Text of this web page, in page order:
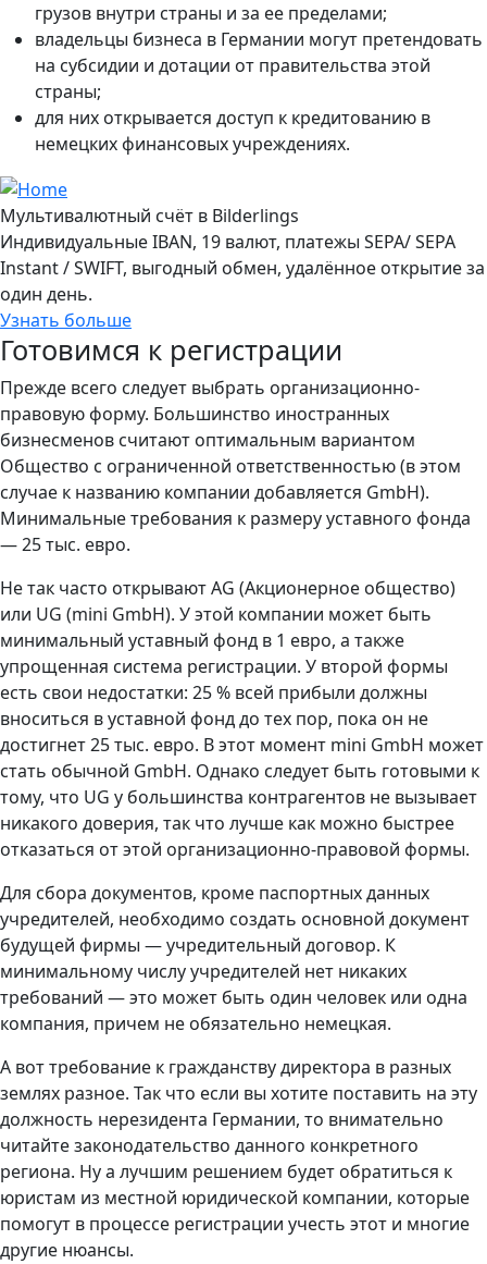
грузов внутри страны и за ее пределами;
владельцы бизнеса в Германии могут претендовать
на субсидии и дотации от правительства этой
страны;
для них открывается доступ к кредитованию в
немецких финансовых учреждениях.
Мультивалютный счёт в Bilderlings
Индивидуальные IBAN, 19 валют, платежы SEPA/ SEPA
Instant / SWIFT, выгодный обмен, удалённое открытие за
один день.
Узнать больше
Готовимся к регистрации
Прежде всего следует выбрать организационно-
правовую форму. Большинство иностранных
бизнесменов считают оптимальным вариантом
Общество с ограниченной ответственностью (в этом
случае к названию компании добавляется GmbH).
Минимальные требования к размеру уставного фонда
— 25 тыс. евро.
Не так часто открывают AG (Акционерное общество)
или UG (mini GmbH). У этой компании может быть
минимальный уставный фонд в 1 евро, а также
упрощенная система регистрации. У второй формы
есть свои недостатки: 25 % всей прибыли должны
вноситься в уставной фонд до тех пор, пока он не
достигнет 25 тыс. евро. В этот момент mini GmbH может
стать обычной GmbH. Однако следует быть готовыми к
тому, что UG у большинства контрагентов не вызывает
никакого доверия, так что лучше как можно быстрее
отказаться от этой организационно-правовой формы.
Для сбора документов, кроме паспортных данных
учредителей, необходимо создать основной документ
будущей фирмы — учредительный договор. К
минимальному числу учредителей нет никаких
требований — это может быть один человек или одна
компания, причем не обязательно немецкая.
А вот требование к гражданству директора в разных
землях разное. Так что если вы хотите поставить на эту
должность нерезидента Германии, то внимательно
читайте законодательство данного конкретного
региона. Ну а лучшим решением будет обратиться к
юристам из местной юридической компании, которые
помогут в процессе регистрации учесть этот и многие
другие нюансы.